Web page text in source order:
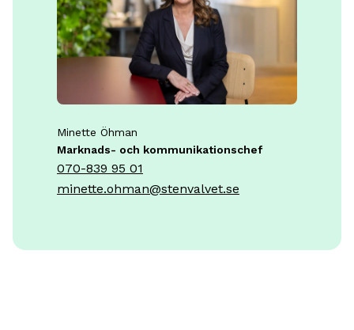
Minette Öhman
Marknads- och kommunikationschef
070-839 95 01
minette.ohman@stenvalvet.se